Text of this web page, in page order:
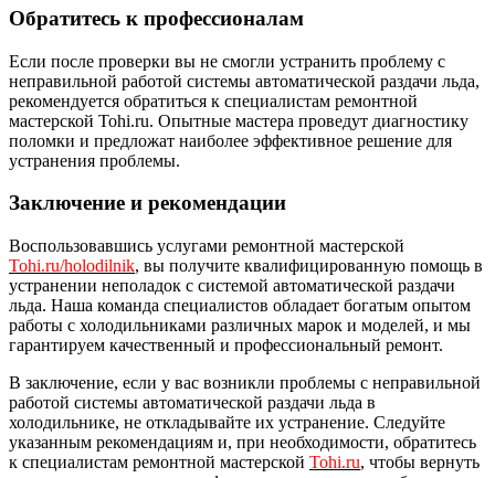
Обратитесь к профессионалам
Если после проверки вы не смогли устранить проблему с
неправильной работой системы автоматической раздачи льда,
рекомендуется обратиться к специалистам ремонтной
мастерской Tohi.ru. Опытные мастера проведут диагностику
поломки и предложат наиболее эффективное решение для
устранения проблемы.
Заключение и рекомендации
Воспользовавшись услугами ремонтной мастерской
Tohi.ru/holodilnik, вы получите квалифицированную помощь в
устранении неполадок с системой автоматической раздачи
льда. Наша команда специалистов обладает богатым опытом
работы с холодильниками различных марок и моделей, и мы
гарантируем качественный и профессиональный ремонт.
В заключение, если у вас возникли проблемы с неправильной
работой системы автоматической раздачи льда в
холодильнике, не откладывайте их устранение. Следуйте
указанным рекомендациям и, при необходимости, обратитесь
к специалистам ремонтной мастерской Tohi.ru, чтобы вернуть